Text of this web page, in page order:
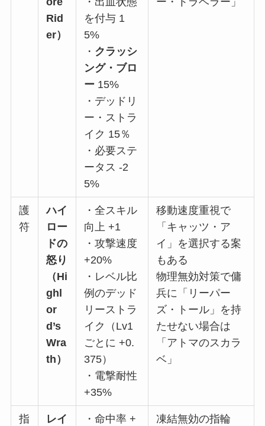
Rid
er）
を付与 1
5%
・ クラッシ
ング・ブロ
ー 15%
・デッドリ
ー・ストラ
イク 15％
・必要ステ
ータス -2
5%
護
符
ハイ
ロー
ドの
怒り
（Hi
ghl
or
d’s
Wra
th）
・全スキル
向上 +1
・攻撃速度
+20%
・レベル比
例のデッド
リーストラ
イク（Lv1
ごとに +0.
375）
・電撃耐性
+35%
移動速度重視で
「キャッツ・ア
イ」を選択する案
もある
物理無効対策で傭
兵に「リーパー
ズ・トール」を持
たせない場合は
「アトマのスカラ
ベ」
指
レイ
・命中率 +
凍結無効の指輪